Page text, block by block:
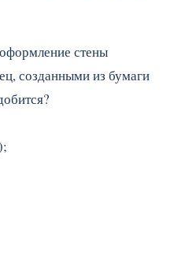
стены
созданными из бумаги